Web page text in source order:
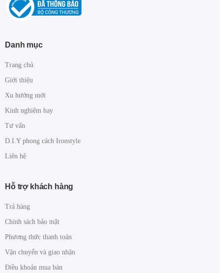
Danh mục
Trang chủ
Giới thiệu
Xu hướng mới
Kinh nghiệm hay
Tư vấn
D.I.Y phong cách Ironstyle
Liên hệ
Hỗ trợ khách hàng
Trả hàng
Chính sách bảo mật
Phương thức thanh toán
Vận chuyển và giao nhận
Điều khoản mua bán